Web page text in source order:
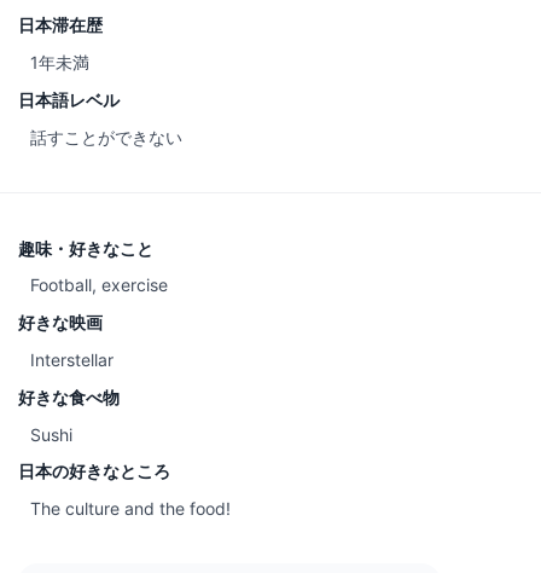
日本滞在歴
1年未満
日本語レベル
話すことができない
趣味・好きなこと
Football, exercise
好きな映画
Interstellar
好きな食べ物
Sushi
日本の好きなところ
The culture and the food!